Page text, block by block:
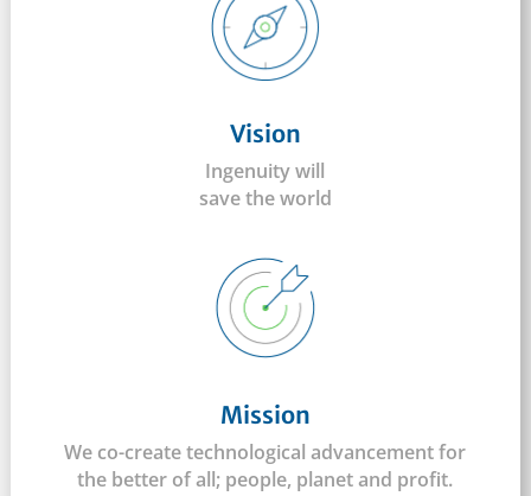
Vision
Ingenuity will
save the world
Mission
We co-create technological advancement for
the better of all; people, planet and profit.